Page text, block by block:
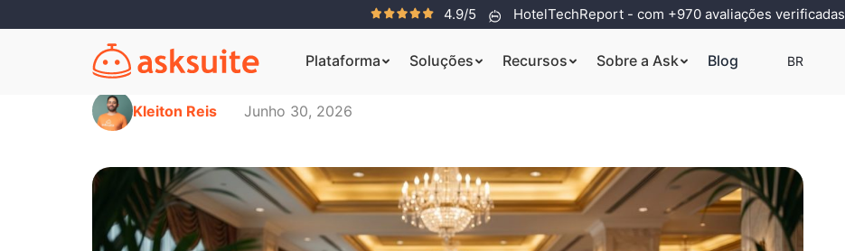
4.9/5 HotelTechReport - com +970 avaliações verificadas
Plataforma Soluções Recursos Sobre a Ask Blog BR
Kleiton Reis Junho 30, 2026